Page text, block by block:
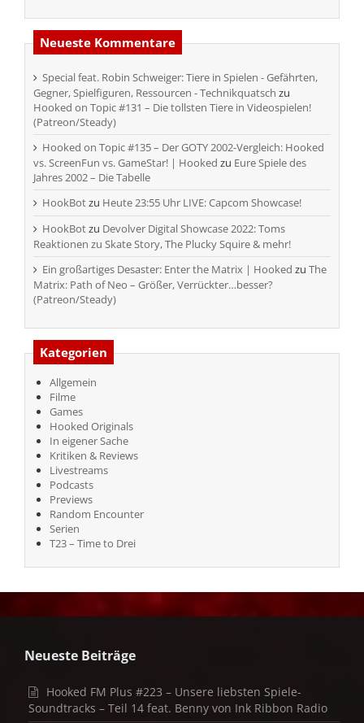
Neueste Kommentare
Special feat. Robin Schweiger: Tiere in Spielen - Gefährten,
Gegner, Spielfiguren, Ressourcen - Technikquatsch zu
Hooked on Topic #131 – Die tollsten Tiere in Videospielen!
(Patreon/Steady)
Hooked on Topic #135 – Der GOTY 2002-Vergleich: Hooked
vs. ScreenFun vs. GameStar! | Hooked zu Eure Spiele des
Jahres 2002 – Die Tabelle
HookBotzu Heute 23:55 Uhr LIVE: Capcom Showcase!
HookBotzu Devolver Digital Showcase 2022: Toms
Reaktionen zu Skate Story, The Plucky Squire & mehr!
Ein großartiges Desaster: Enter the Matrix | Hooked zu The
Matrix: Path of Neo – Größer, Verrückter…besser?
(Patreon/Steady)
Kategorien
Allgemein
Filme
Games
Hooked Originals
In eigener Sache
Kritiken & Reviews
Livestreams
Podcasts
Previews
Random Encounter
Serien
T23 – Time to Drei
Neueste Beiträge
Hooked FM Plus #223 – Unsere liebsten Spiele-
Soundtracks – Teil 14 feat. Benny von Ink Ribbon Radio